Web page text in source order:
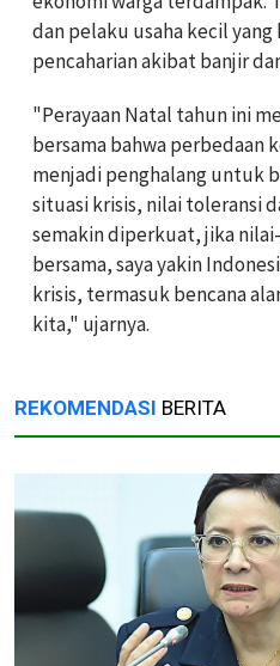
dan pelaku usaha kecil
pencaharian akibat banjir
"Perayaan Natal tahun ini
bersama bahwa perbedaan
menjadi penghalang untuk
situasi krisis, nilai toleransi
semakin diperkuat, jika
bersama, saya yakin
krisis, termasuk bencana
kita," ujarnya.
REKOMENDASI BERITA